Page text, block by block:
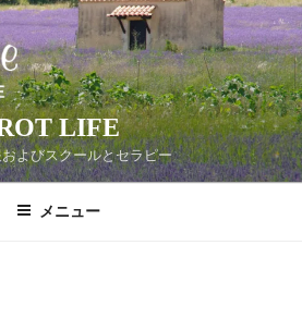
LIFE
よびスクールとセラピー
メニュー